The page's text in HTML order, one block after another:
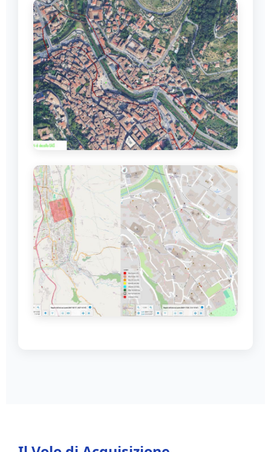
DJI Matrice 4E - Drone multi-rotore
professionale